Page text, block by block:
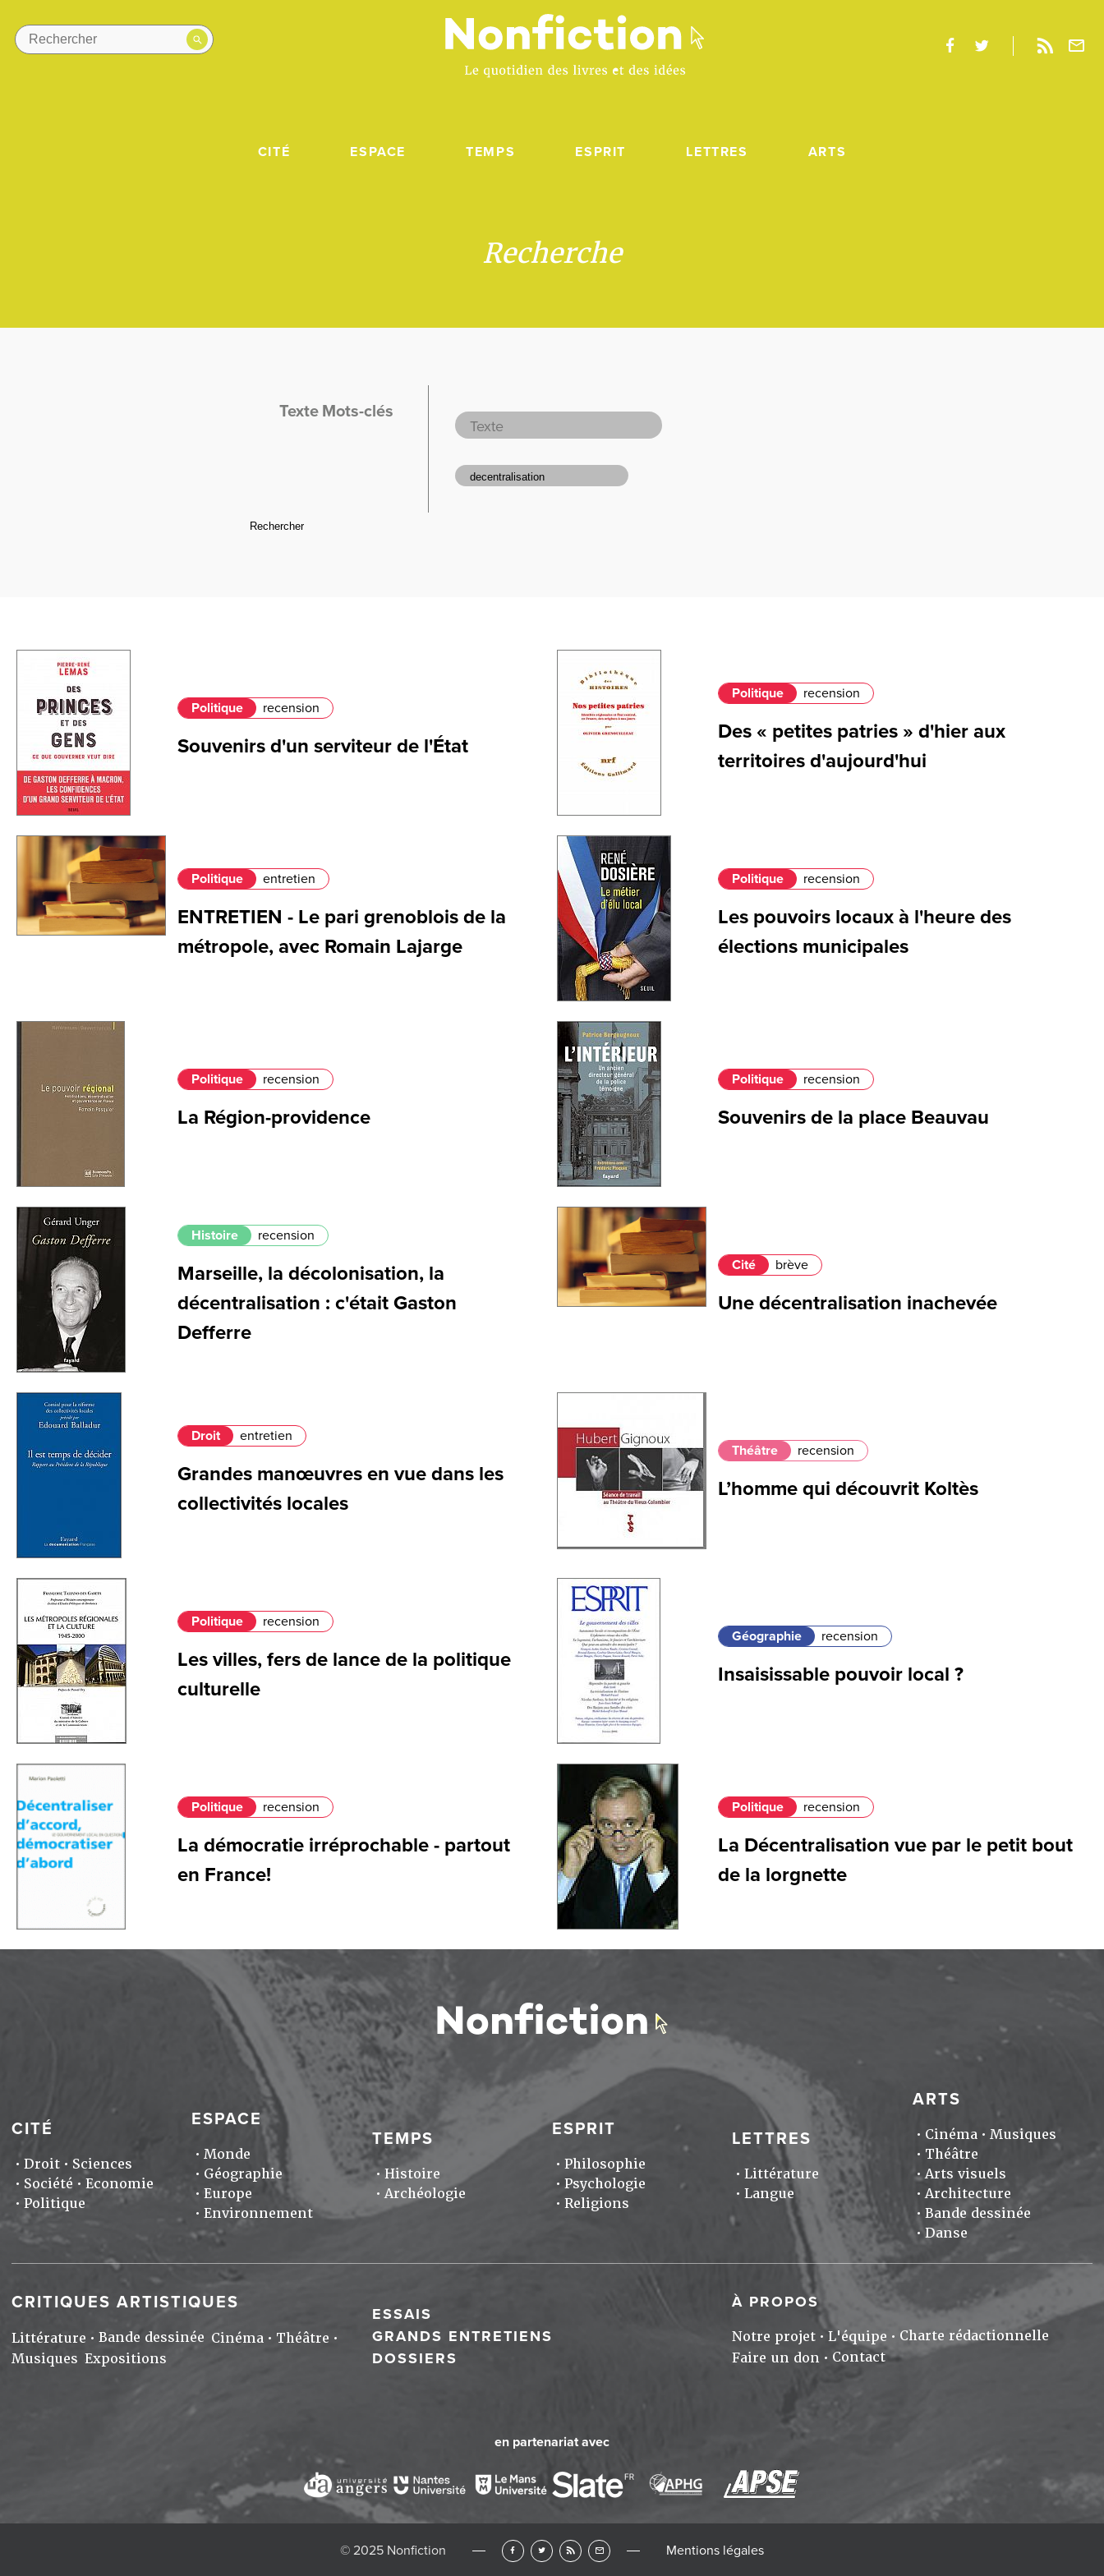
CITÉ ESPACE TEMPS ESPRIT LETTRES ARTS
Recherche
Texte Mots-clés
Politique recension
Souvenirs d'un serviteur de l'État
Politique recension
Des « petites patries » d'hier aux
territoires d'aujourd'hui
Politique entretien
ENTRETIEN - Le pari grenoblois de la
métropole, avec Romain Lajarge
Politique recension
Les pouvoirs locaux à l'heure des
élections municipales
Politique recension
La Région-providence
Politique recension
Souvenirs de la place Beauvau
Histoire recension
Marseille, la décolonisation, la
décentralisation : c'était Gaston
Defferre
Cité brève
Une décentralisation inachevée
Droit entretien
Grandes manœuvres en vue dans les
collectivités locales
Théâtre recension
L’homme qui découvrit Koltès
Politique recension
Les villes, fers de lance de la politique
culturelle
Géographie recension
Insaisissable pouvoir local ?
Politique recension
La démocratie irréprochable - partout
en France!
Politique recension
La Décentralisation vue par le petit bout
de la lorgnette
CITÉ
Droit
Sciences
Société
Economie
Politique
ESPACE
Monde
Géographie
Europe
Environnement
TEMPS
Histoire
Archéologie
ESPRIT
Philosophie
Psychologie
Religions
LETTRES
Littérature
Langue
ARTS
Cinéma
Musiques
Théâtre
Arts visuels
Architecture
Bande dessinée
Danse
CRITIQUES ARTISTIQUES
Littérature Bande dessinée Cinéma
Théâtre
Musiques Expositions
ESSAIS
GRANDS ENTRETIENS
DOSSIERS
À PROPOS
Notre projet L'équipe
Charte rédactionnelle
Faire un don
Contact
en partenariat avec
© 2025 Nonfiction Mentions légales